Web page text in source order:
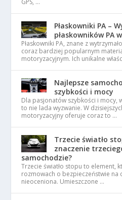
GPS, …
Płaskowniki PA –
płaskowników PA
Płaskowniki PA, znane z
coraz bardziej popularnym
motoryzacyjnym. Ich unikalne
Najlepsze
szybkości i mocy
Dla pasjonatów szybkości i mocy,
to nie lada wyzwanie. W
motoryzacyjny oferuje coraz to …
Trzecie światło
znaczenie
samochodzie?
Trzecie światło stopu to element,
rozmowach o bezpieczeństwie
nieoceniona. Umieszczone …